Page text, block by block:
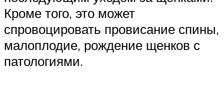
Кроме того, это может
спровоцировать провисание спины,
малоплодие, рождение щенков с
патологиями.